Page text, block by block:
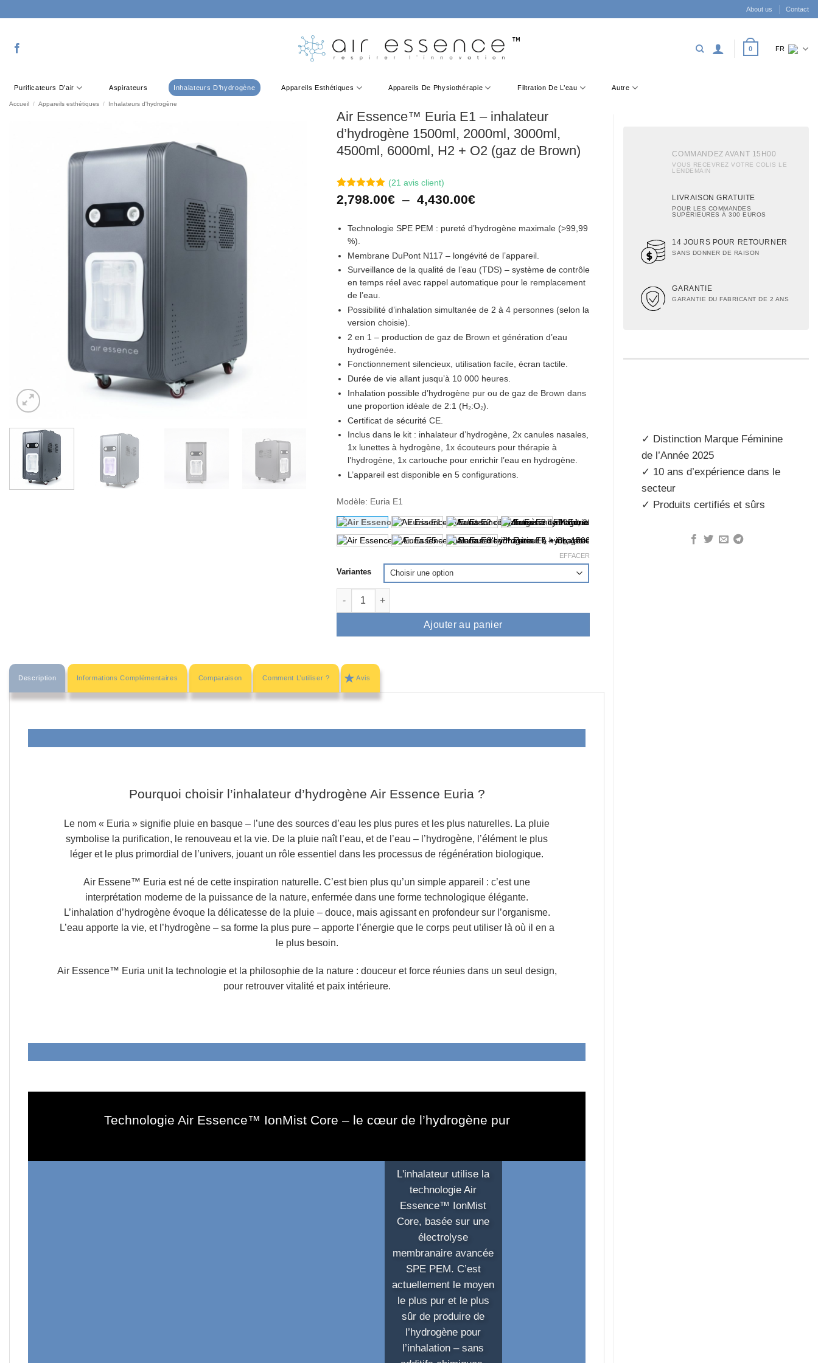
About us Contact
0 FR
Purificateurs D’air Aspirateurs Inhalateurs D’hydrogène Appareils Esthétiques Appareils De Physiothérapie Filtration De L’eau Autre
Accueil / Appareils esthétiques / Inhalateurs d'hydrogène
Air Essence™ Euria E1 – inhalateur
d’hydrogène 1500ml, 2000ml, 3000ml,
4500ml, 6000ml, H2 + O2 (gaz de Brown)
Noté5sur
5 basé sur
21
client
(21 avis client)
2,798.00€ – 4,430.00€Plage
prix :
2,798.00€
4,430.00€
Technologie SPE PEM : pureté d’hydrogène maximale (>99,99
%).
Membrane DuPont N117 – longévité de l’appareil.
Surveillance de la qualité de l’eau (TDS) – système de contrôle
en temps réel avec rappel automatique pour le remplacement
de l’eau.
Possibilité d’inhalation simultanée de 2 à 4 personnes (selon la
version choisie).
2 en 1 – production de gaz de Brown et génération d’eau
hydrogénée.
Fonctionnement silencieux, utilisation facile, écran tactile.
Durée de vie allant jusqu’à 10 000 heures.
Inhalation possible d’hydrogène pur ou de gaz de Brown dans
une proportion idéale de 2:1 (H₂:O₂).
Certificat de sécurité CE.
Inclus dans le kit : inhalateur d’hydrogène, 2x canules nasales,
1x lunettes à hydrogène, 1x écouteurs pour thérapie à
l’hydrogène, 1x cartouche pour enrichir l’eau en hydrogène.
L’appareil est disponible en 5 configurations.
Modèle: Euria E1
Variantes
EFFACER
quantité de Air Essence™ Euria E1 - inhalateur d'hydrogène 1500ml, 2000ml, 3000ml, 4500ml, 6000ml, H2 + O2 (gaz
Ajouter au panier
Description Informations Complémentaires Comparaison Comment L’utiliser ? Avis
Pourquoi choisir l’inhalateur d’hydrogène Air Essence Euria ?
Le nom « Euria » signifie pluie en basque – l’une des sources d’eau les plus pures et les plus naturelles. La pluie
symbolise la purification, le renouveau et la vie. De la pluie naît l’eau, et de l’eau – l’hydrogène, l’élément le plus
léger et le plus primordial de l’univers, jouant un rôle essentiel dans les processus de régénération biologique.
Air Essene™ Euria est né de cette inspiration naturelle. C’est bien plus qu’un simple appareil : c’est une
interprétation moderne de la puissance de la nature, enfermée dans une forme technologique élégante.
L’inhalation d’hydrogène évoque la délicatesse de la pluie – douce, mais agissant en profondeur sur l’organisme.
L’eau apporte la vie, et l’hydrogène – sa forme la plus pure – apporte l’énergie que le corps peut utiliser là où il en a
le plus besoin.
Air Essence™ Euria unit la technologie et la philosophie de la nature : douceur et force réunies dans un seul design,
pour retrouver vitalité et paix intérieure.
Technologie Air Essence™ IonMist Core – le cœur de l’hydrogène pur
L'inhalateur utilise la
technologie Air
Essence™ IonMist
Core, basée sur une
électrolyse
membranaire avancée
SPE PEM. C’est
actuellement le moyen
le plus pur et le plus
sûr de produire de
l’hydrogène pour
l’inhalation – sans
COMMANDEZ AVANT 15H00
VOUS RECEVREZ VOTRE COLIS LE
LENDEMAIN
LIVRAISON GRATUITE
POUR LES COMMANDES
SUPÉRIEURES À 300 EUROS
14 JOURS POUR RETOURNER
SANS DONNER DE RAISON
GARANTIE
GARANTIE DU FABRICANT DE 2 ANS
✓ Distinction Marque Féminine
de l’Année 2025
✓ 10 ans d’expérience dans le
secteur
✓ Produits certifiés et sûrs